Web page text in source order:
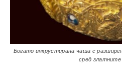
Богато инкрустирана чаша с
сред златните